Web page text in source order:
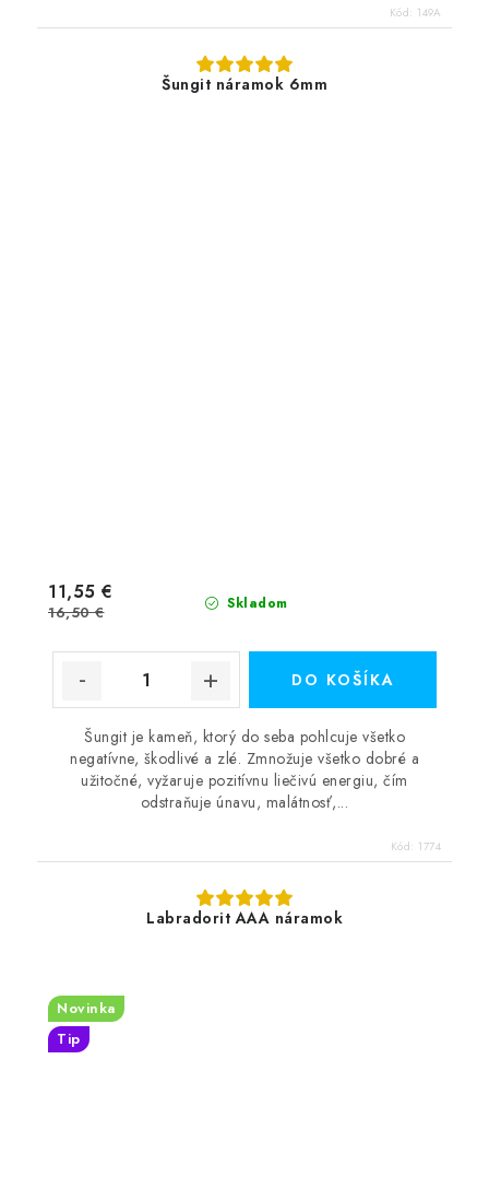
Kód: 149A
Šungit náramok 6mm
Skladom
11,55 €
16,50 €
DO KOŠÍKA
Šungit je kameň, ktorý do seba pohlcuje všetko
negatívne, škodlivé a zlé. Zmnožuje všetko dobré a
užitočné, vyžaruje pozitívnu liečivú energiu, čím
odstraňuje únavu, malátnosť,...
Kód: 1774
Labradorit AAA náramok
Novinka
Tip